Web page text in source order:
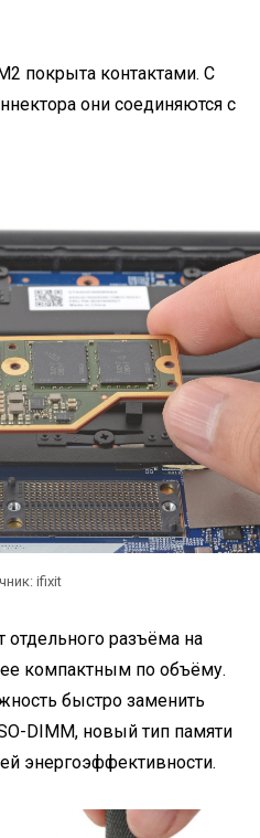
покрыта контактами. С
они соединяются с
ifixit
отдельного разъёма на
компактным по объёму.
быстро заменить
DIMM, новый тип памяти
энергоэффективности.